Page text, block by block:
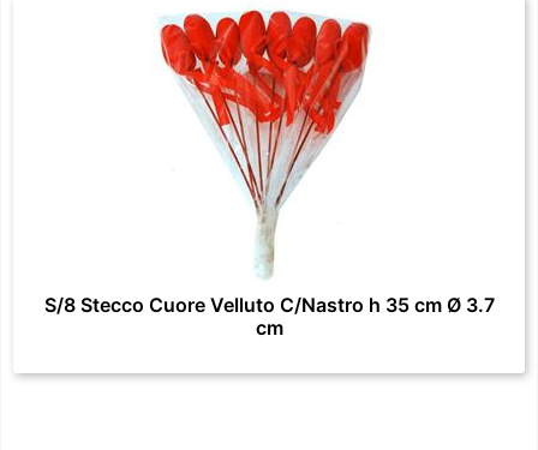
S/8 Stecco Cuore Velluto C/Nastro h 35 cm Ø 3.7
cm